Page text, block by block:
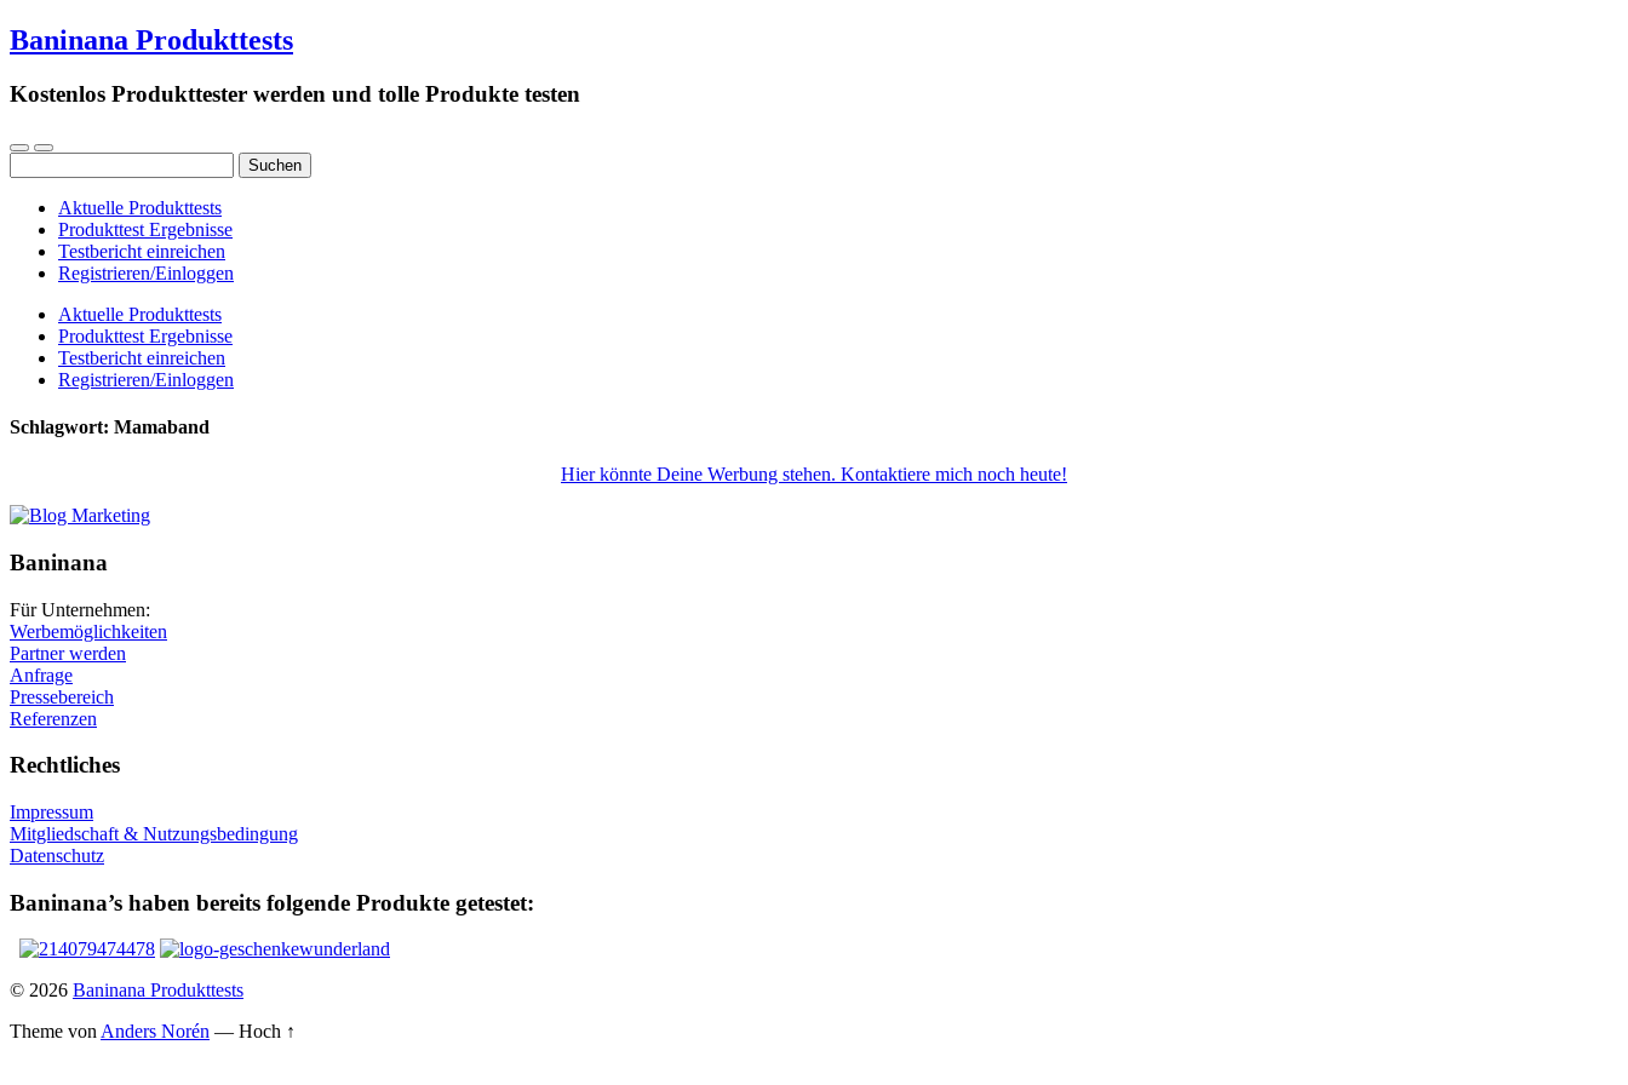
Baninana Produkttests
Kostenlos Produkttester werden und tolle Produkte testen
nach:
Aktuelle Produkttests
Produkttest Ergebnisse
Testbericht einreichen
Registrieren/Einloggen
Aktuelle Produkttests
Produkttest Ergebnisse
Testbericht einreichen
Registrieren/Einloggen
Schlagwort: Mamaband
Hier könnte Deine Werbung stehen. Kontaktiere mich noch heute!
Baninana
Für Unternehmen:
Werbemöglichkeiten
Partner werden
Anfrage
Pressebereich
Referenzen
Rechtliches
Impressum
Mitgliedschaft & Nutzungsbedingung
Datenschutz
Baninana’s haben bereits folgende Produkte getestet:
© 2026 Baninana Produkttests
Theme von Anders Norén — Hoch ↑